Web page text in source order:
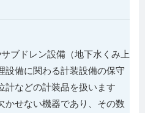
ブドレン設備（地下水くみ上
設備に関わる計装設備の保守
計などの計装品を扱います
かせない機器であり、その数